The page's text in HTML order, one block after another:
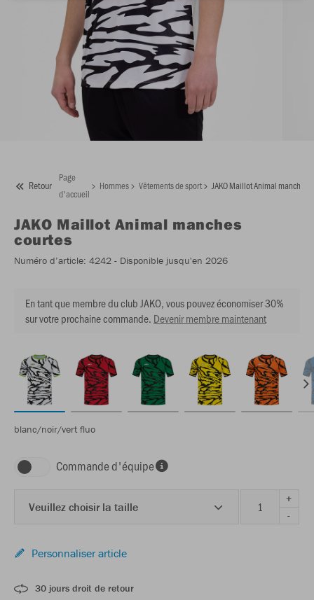
Retour
Page
d'accueil
Hommes Vêtements de sport JAKO Maillot Animal manches
JAKO Maillot Animal manches
courtes
Numéro d’article: 4242 - Disponible jusqu'en 2026
En tant que membre du club JAKO, vous pouvez économiser 30%
sur votre prochaine commande. Devenir membre maintenant
blanc/noir/vert fluo
Commande d'équipe
Veuillez choisir la taille
+
-
Personnaliser article
30 jours droit de retour